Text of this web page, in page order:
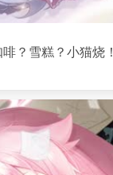
？雪糕？小猫烧！